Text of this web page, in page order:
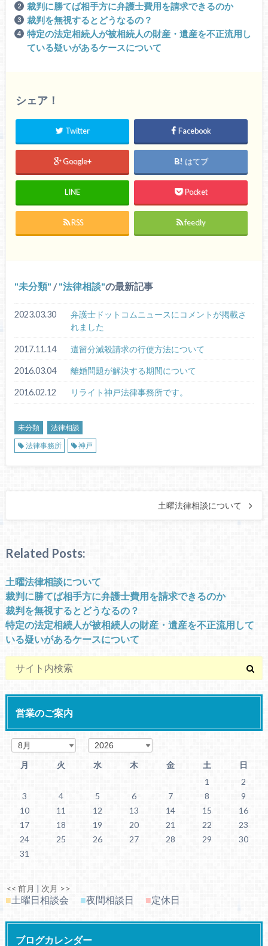
裁判に勝てば相手方に弁護士費用を請求できるのか
裁判を無視するとどうなるの？
特定の法定相続人が被相続人の財産・遺産を不正流用し
ている疑いがあるケースについて
シェア！
Twitter Facebook
Google+ はてブ
LINE Pocket
RSS feedly
未分類 / 法律相談 の最新記事
2023.03.30
弁護士ドットコムニュースにコメントが掲載さ
れました
2017.11.14 遺留分減殺請求の行使方法について
2016.03.04 離婚問題が解決する期間について
2016.02.12 リライト神戸法律事務所です。
未分類
法律相談
法律事務所
神戸
土曜法律相談について
Related Posts:
土曜法律相談について
裁判に勝てば相手方に弁護士費用を請求できるのか
裁判を無視するとどうなるの？
特定の法定相続人が被相続人の財産・遺産を不正流用して
いる疑いがあるケースについて
営業のご案内
月 火 水 木 金 土 日
<< 前月 | 次月 >>
1
2
3
4 5 6 7 8
9
10
11 12 13 14 15
16
17
18 19 20 21 22
23
24
25 26 27 28 29
30
31
■土曜日相談会 ■夜間相談日 ■定休日
ブログカレンダー